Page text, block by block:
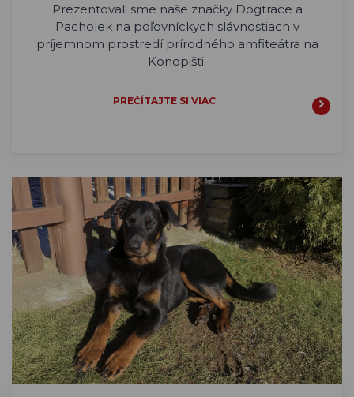
Prezentovali sme naše značky Dogtrace a
Pacholek na poľovníckych slávnostiach v
príjemnom prostredí prírodného amfiteátra na
Konopišti.
PREČÍTAJTE SI VIAC